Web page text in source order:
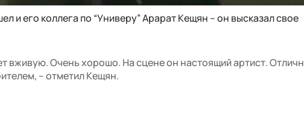
и его коллега по “Универу” Арарат Кещян – он высказал свое
вживую. Очень хорошо. На сцене он настоящий артист.
– отметил Кещян.